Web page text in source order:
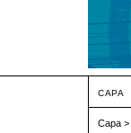
CAPA
Capa >